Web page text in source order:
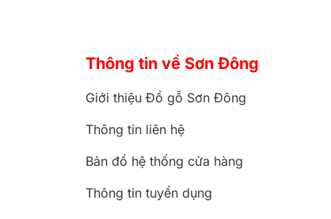
Thông tin về Sơn Đông
Giới thiệu Đồ gỗ Sơn Đông
Thông tin liên hệ
Bản đồ hệ thống cửa hàng
Thông tin tuyển dụng